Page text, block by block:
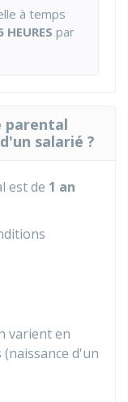
à temps
HEURES par
parental
salarié ?
est de 1 an
varient en
d'un